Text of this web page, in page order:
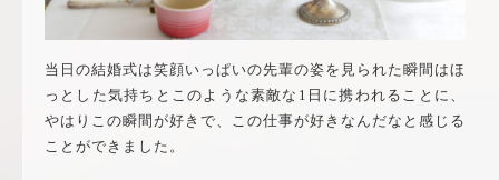
当日の結婚式は笑顔いっぱいの先輩の姿を見られた瞬間はほ
っとした気持ちとこのような素敵な1日に携われることに、
やはりこの瞬間が好きで、この仕事が好きなんだなと感じる
ことができました。